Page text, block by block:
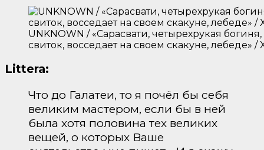
UNKNOWN / «Сарасвати, четырехрукая
свиток, восседает на своем скакуне, лебеде» /
Littera:
Что до Галатеи, то я почёл бы себя
великим мастером, если бы в ней
была хотя половина тех великих
вещей, о которых Ваше